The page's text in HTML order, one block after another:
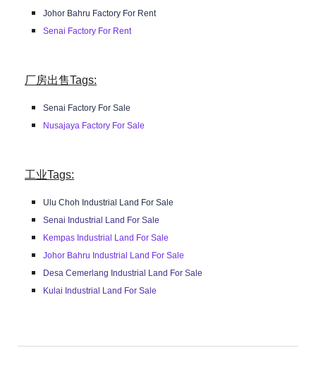
Johor Bahru Factory For Rent
Senai Factory For Rent
厂房出售Tags:
Senai Factory For Sale
Nusajaya Factory For Sale
工业Tags:
Ulu Choh Industrial Land For Sale
Senai Industrial Land For Sale
Kempas Industrial Land For Sale
Johor Bahru Industrial Land For Sale
Desa Cemerlang Industrial Land For Sale
Kulai Industrial Land For Sale